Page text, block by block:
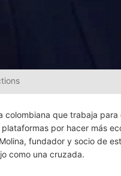
colombiana que trabaja
por hacer más
fundador y socio de
como una cruzada.